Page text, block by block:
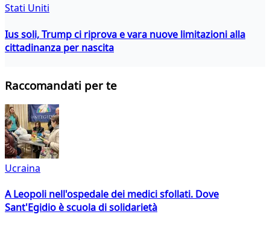
Stati Uniti
Ius soli, Trump ci riprova e vara nuove limitazioni alla
cittadinanza per nascita
Raccomandati per te
Ucraina
A Leopoli nell'ospedale dei medici sfollati. Dove
Sant'Egidio è scuola di solidarietà